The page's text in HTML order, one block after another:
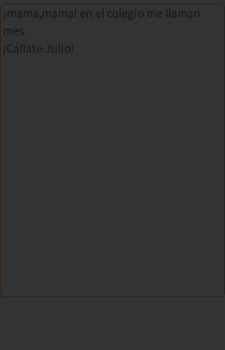
¡mama,mama! en el colegio me llaman
mes.
¡Cállate Julio!